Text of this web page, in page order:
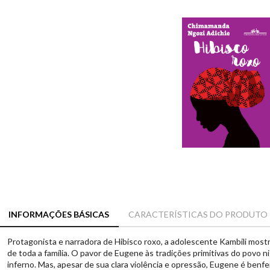
INFORMAÇÕES BÁSICAS CARACTERÍSTICAS DO PRODUTO
Protagonista e narradora de Hibisco roxo, a adolescente Kambili
de toda a família. O pavor de Eugene às tradições primitivas do povo
inferno. Mas, apesar de sua clara violência e opressão, Eugene é